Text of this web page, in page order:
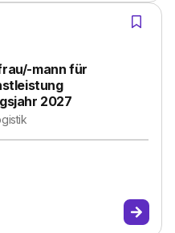
mann für
2027